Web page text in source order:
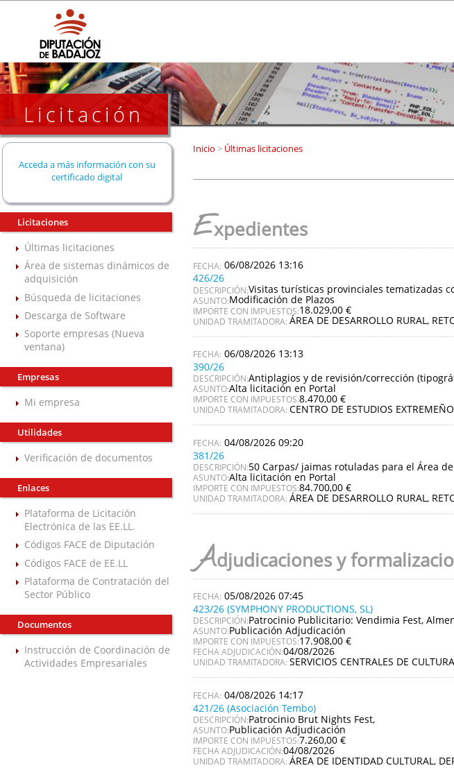
Licitación
Acceda a más información con su
certificado digital
Licitaciones
Últimas licitaciones
Área de sistemas dinámicos de
adquisición
Búsqueda de licitaciones
Descarga de Software
Soporte empresas (Nueva
ventana)
Empresas
Mi empresa
Utilidades
Verificación de documentos
Enlaces
Plataforma de Licitación
Electrónica de las EE.LL.
Códigos FACE de Diputación
Códigos FACE de EE.LL
Plataforma de Contratación del
Sector Público
Documentos
Instrucción de Coordinación de
Actividades Empresariales
Inicio >Últimas licitaciones
Expedientes
06/08/2026 13:16
426/26
DESCRIPCIÓN:Visitas turísticas provinciales tematizadas
ASUNTO:Modificación de Plazos
IMPORTE CON IMPUESTOS:18.029,00 €
UNIDAD TRAMITADORA: ÁREA DE DESARROLLO RURAL,
06/08/2026 13:13
390/26
DESCRIPCIÓN:Antiplagios y de revisión/corrección
ASUNTO:Alta licitación en Portal
IMPORTE CON IMPUESTOS:8.470,00 €
UNIDAD TRAMITADORA: CENTRO DE ESTUDIOS
04/08/2026 09:20
381/26
DESCRIPCIÓN:50 Carpas/ jaimas rotuladas para el Área
ASUNTO:Alta licitación en Portal
IMPORTE CON IMPUESTOS:84.700,00 €
UNIDAD TRAMITADORA: ÁREA DE DESARROLLO RURAL,
Adjudicaciones y
05/08/2026 07:45
423/26 (SYMPHONY PRODUCTIONS, SL)
DESCRIPCIÓN:Patrocinio Publicitario: Vendimia Fest,
ASUNTO:Publicación Adjudicación
IMPORTE CON IMPUESTOS:17.908,00 €
FECHA ADJUDICACIÓN:04/08/2026
UNIDAD TRAMITADORA: SERVICIOS CENTRALES DE
04/08/2026 14:17
421/26 (Asociación Tembo)
DESCRIPCIÓN:Patrocinio Brut Nights Fest,
ASUNTO:Publicación Adjudicación
IMPORTE CON IMPUESTOS:7.260,00 €
FECHA ADJUDICACIÓN:04/08/2026
UNIDAD TRAMITADORA: ÁREA DE IDENTIDAD CULTURAL,